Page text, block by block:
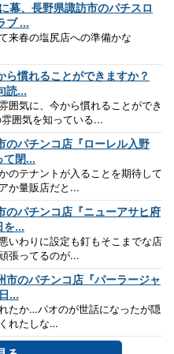
幕、長野県諏訪市のパチスロ
ブ ...
来春の塩尻店への準備かな
ら慣れることができますか？
読...
囲気に、今から慣れることができ
囲気を知っている...
のパチンコ店『ローレル入野
て閉...
のテナントが入ることを期待して
か量販店だと...
のパチンコ店『ニューアサヒ府
を...
いわりに設定も釘もそこまでな店
張ってるのが...
市のパチンコ店『パーラージャ
...
たか…パオのが世話になったが隠
れたしな…